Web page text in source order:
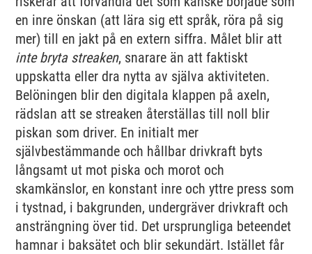
en inre önskan (att lära sig ett språk, röra på sig
mer) till en jakt på en extern siffra. Målet blir att
inte bryta streaken, snarare än att faktiskt
uppskatta eller dra nytta av själva aktiviteten.
Belöningen blir den digitala klappen på axeln,
rädslan att se streaken återställas till noll blir
piskan som driver. En initialt mer
självbestämmande och hållbar drivkraft byts
långsamt ut mot piska och morot och
skamkänslor, en konstant inre och yttre press som
i tystnad, i bakgrunden, undergräver drivkraft och
ansträngning över tid. Det ursprungliga beteendet
hamnar i baksätet och blir sekundärt. Istället får